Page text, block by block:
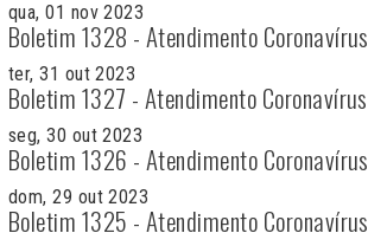
qua, 01 nov 2023
Boletim 1328 - Atendimento Coronavírus
ter, 31 out 2023
Boletim 1327 - Atendimento Coronavírus
seg, 30 out 2023
Boletim 1326 - Atendimento Coronavírus
dom, 29 out 2023
Boletim 1325 - Atendimento Coronavírus